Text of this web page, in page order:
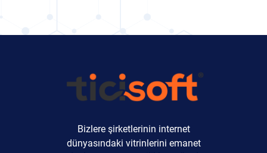
Bizlere şirketlerinin internet
dünyasındaki vitrinlerini emanet